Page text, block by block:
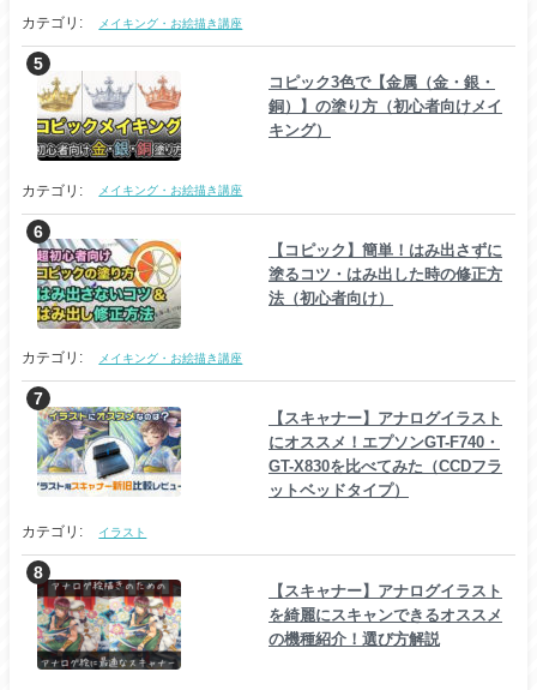
カテゴリ: メイキング・お絵描き講座
コピック3色で【金属（金・銀・
銅）】の塗り方（初心者向けメイ
キング）
カテゴリ: メイキング・お絵描き講座
【コピック】簡単！はみ出さずに
塗るコツ・はみ出した時の修正方
法（初心者向け）
カテゴリ: メイキング・お絵描き講座
【スキャナー】アナログイラスト
にオススメ！エプソンGT-F740・
GT-X830を比べてみた（CCDフラ
ットベッドタイプ）
カテゴリ: イラスト
【スキャナー】アナログイラスト
を綺麗にスキャンできるオススメ
の機種紹介！選び方解説